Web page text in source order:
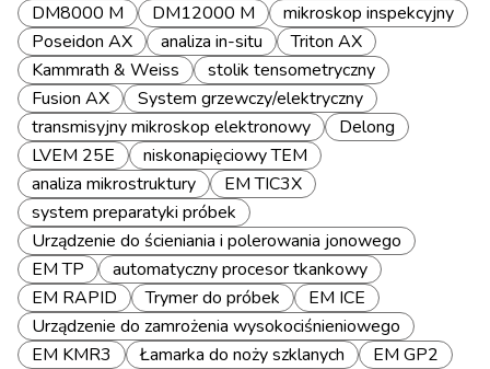
DM8000 M
DM12000 M
mikroskop inspekcyjny
Poseidon AX
analiza in-situ
Triton AX
Kammrath & Weiss
stolik tensometryczny
Fusion AX
System grzewczy/elektryczny
transmisyjny mikroskop elektronowy
Delong
LVEM 25E
niskonapięciowy TEM
analiza mikrostruktury
EM TIC3X
system preparatyki próbek
Urządzenie do ścieniania i polerowania jonowego
EM TP
automatyczny procesor tkankowy
EM RAPID
Trymer do próbek
EM ICE
Urządzenie do zamrożenia wysokociśnieniowego
EM KMR3
Łamarka do noży szklanych
EM GP2